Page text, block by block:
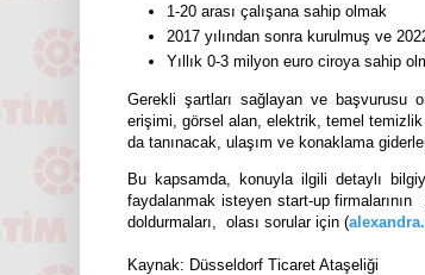
1-20 arası çalışana sahip olmak
2017 yılından sonra kurulmuş ve
Yıllık 0-3 milyon euro ciroya sahip
Gerekli şartları sağlayan ve başvurusu
erişimi, görsel alan, elektrik, temel temizlik
da tanınacak, ulaşım ve konaklama
Bu kapsamda, konuyla ilgili detaylı
faydalanmak isteyen start-up
doldurmaları, olası sorular için (
Kaynak: Düsseldorf Ticaret Ataşeliği